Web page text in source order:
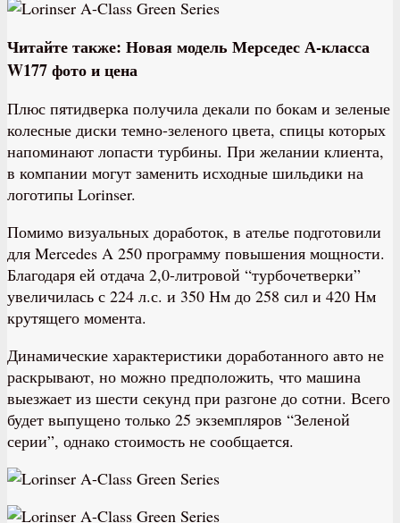
Читайте также: Новая модель Мерседес А-класса
W177 фото и цена
Плюс пятидверка получила декали по бокам и зеленые
колесные диски темно-зеленого цвета, спицы которых
напоминают лопасти турбины. При желании клиента,
в компании могут заменить исходные шильдики на
логотипы Lorinser.
Помимо визуальных доработок, в ателье подготовили
для Mercedes A 250 программу повышения мощности.
Благодаря ей отдача 2,0-литровой “турбочетверки”
увеличилась с 224 л.с. и 350 Нм до 258 сил и 420 Нм
крутящего момента.
Динамические характеристики доработанного авто не
раскрывают, но можно предположить, что машина
выезжает из шести секунд при разгоне до сотни. Всего
будет выпущено только 25 экземпляров “Зеленой
серии”, однако стоимость не сообщается.